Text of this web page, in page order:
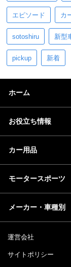
エピソード カ
sotoshiru 新型
pickup 新着
ホーム
お役立ち情報
カー用品
モータースポーツ
メーカー・車種別
運営会社
サイトポリシー